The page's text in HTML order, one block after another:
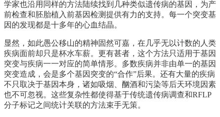
学家也沿用同样的方法陆续找到几种类似遗传病的基因，为产
前检查和胚胎植入前基因检测提供有力的支持。每一个突变基
因的发现都是十多年的心血结晶。
显然，如此愚公移山的精神固然可嘉，在几乎无以计数的人类
疾病面前却只是杯水车薪。更有甚者，这个方法只适用于基因
突变与疾病一一对应的简单情形。多数疾病并非由单一的基因
突变造成，会是多个基因突变的“合作”后果。还有大量的疾病
不只取决于基因本身，诸如吸烟、酗酒和污染等后天环境因素
也不可忽视。这些复杂性都使得基于传统遗传病调查和RFLP
分子标记之间统计关联的方法束手无策。